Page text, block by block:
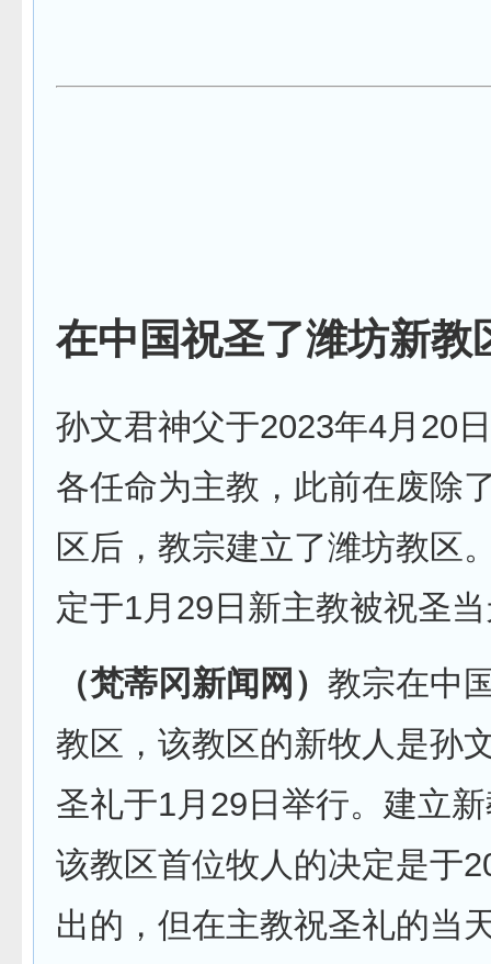
在中国祝圣了潍坊新教
孙文君神父于2023年4月20
各任命为主教，此前在废除
区后，教宗建立了潍坊教区
定于1月29日新主教被祝圣
（梵蒂冈新闻网） 教宗在中
教区，该教区的新牧人是孙
圣礼于1月29日举行。建立
该教区首位牧人的决定是于
出的，但在主教祝圣礼的当